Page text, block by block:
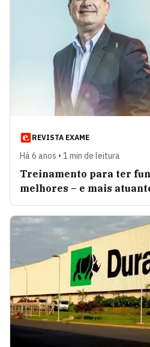
REVISTA EXAME
Há 6 anos • 1 min de leitura
Treinamento para ter
melhores – e mais